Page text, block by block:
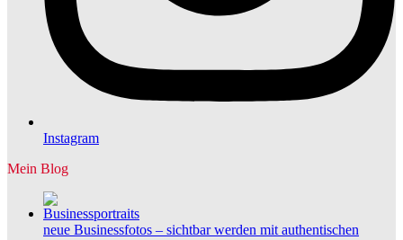
Instagram
Mein Blog
neue Businessfotos – sichtbar werden mit authentischen